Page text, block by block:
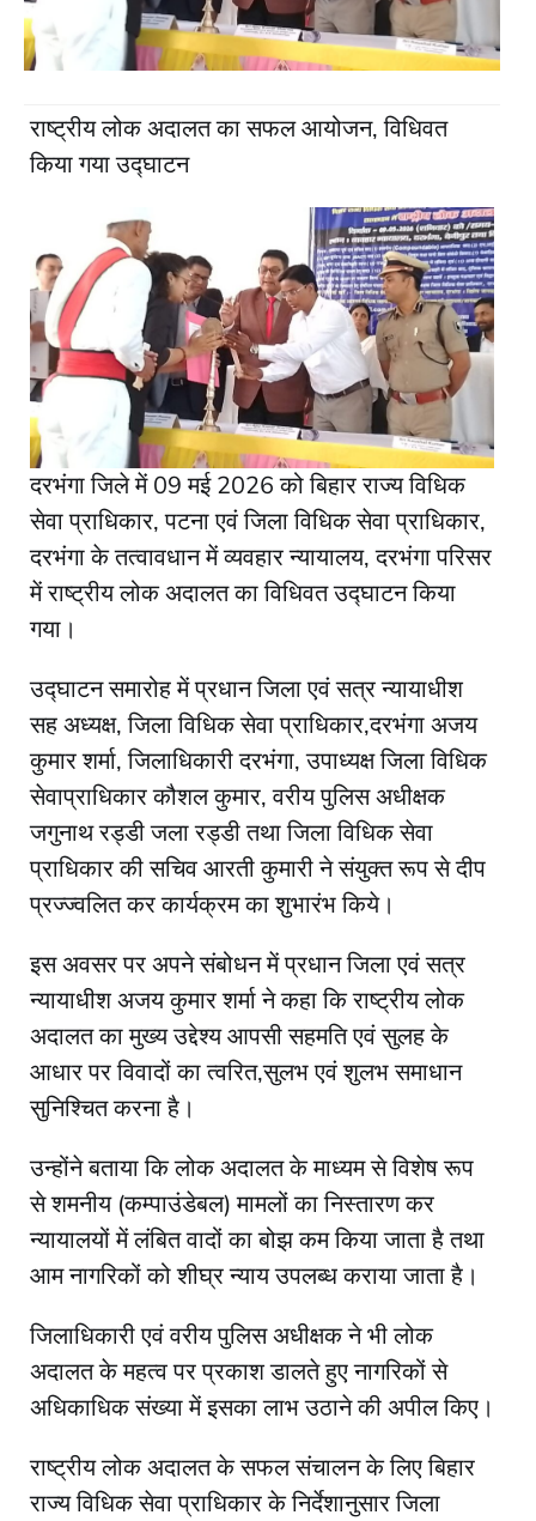
राष्ट्रीय लोक अदालत का सफल आयोजन, विधिवत
किया गया उद्घाटन
दरभंगा जिले में 09 मई 2026 को बिहार राज्य विधिक
सेवा प्राधिकार, पटना एवं जिला विधिक सेवा प्राधिकार,
दरभंगा के तत्वावधान में व्यवहार न्यायालय, दरभंगा परिसर
में राष्ट्रीय लोक अदालत का विधिवत उद्घाटन किया
गया।
उद्घाटन समारोह में प्रधान जिला एवं सत्र न्यायाधीश
सह अध्यक्ष, जिला विधिक सेवा प्राधिकार,दरभंगा अजय
कुमार शर्मा, जिलाधिकारी दरभंगा, उपाध्यक्ष जिला विधिक
सेवाप्राधिकार कौशल कुमार, वरीय पुलिस अधीक्षक
जगुनाथ रड्डी जला रड्डी तथा जिला विधिक सेवा
प्राधिकार की सचिव आरती कुमारी ने संयुक्त रूप से दीप
प्रज्ज्वलित कर कार्यक्रम का शुभारंभ किये।
इस अवसर पर अपने संबोधन में प्रधान जिला एवं सत्र
न्यायाधीश अजय कुमार शर्मा ने कहा कि राष्ट्रीय लोक
अदालत का मुख्य उद्देश्य आपसी सहमति एवं सुलह के
आधार पर विवादों का त्वरित,सुलभ एवं शुलभ समाधान
सुनिश्चित करना है।
उन्होंने बताया कि लोक अदालत के माध्यम से विशेष रूप
से शमनीय (कम्पाउंडेबल) मामलों का निस्तारण कर
न्यायालयों में लंबित वादों का बोझ कम किया जाता है तथा
आम नागरिकों को शीघ्र न्याय उपलब्ध कराया जाता है।
जिलाधिकारी एवं वरीय पुलिस अधीक्षक ने भी लोक
अदालत के महत्व पर प्रकाश डालते हुए नागरिकों से
अधिकाधिक संख्या में इसका लाभ उठाने की अपील किए।
राष्ट्रीय लोक अदालत के सफल संचालन के लिए बिहार
राज्य विधिक सेवा प्राधिकार के निर्देशानुसार जिला